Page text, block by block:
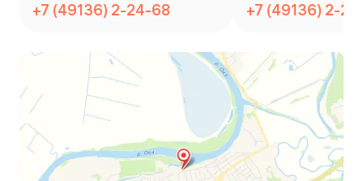
+7 (49136) 2-24-68 +7 (49136) 2-